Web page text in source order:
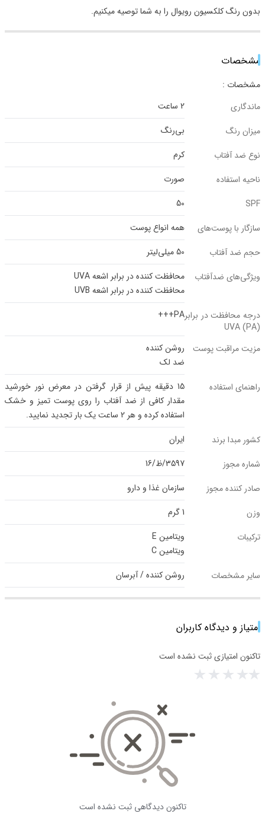
بدون رنگ کلکسیون رویوال را به شما توصیه میکنیم.
مشخصات
مشخصات :
ماندگاری
2 ساعت
میزان رنگ
بی‌رنگ
نوع ضد آفتاب
کرم
ناحیه استفاده
صورت
SPF
50
سازگار با پوست‌‌های
همه انواع پوست
حجم ضد آفتاب
50 میلی‌لیتر
ویژگی‌های ضدآفتاب
محافظت کننده در برابر اشعه UVA
محافظت کننده در برابر اشعه UVB
درجه محافظت در برابر
UVA (PA)
PA+++
مزیت مراقبت پوست
روشن کننده
ضد لک
راهنمای استفاده
15 دقیقه پیش از قرار گرفتن در معرض نور خورشید
مقدار کافی از ضد آفتاب را روی پوست تمیز و خشک
استفاده کرده و هر 2 ساعت یک بار تجدید نمایید.
کشور مبدا برند
ایران
شماره مجوز
3597/ظ/16
صادر کننده مجوز
سازمان غذا و دارو
وزن
1 گرم
ترکیبات
ویتامین E
ویتامین C
سایر مشخصات
روشن کننده / آبرسان
امتیاز و دیدگاه کاربران
تاکنون امتیازی ثبت نشده است
تاکنون دیدگاهی ثبت نشده است